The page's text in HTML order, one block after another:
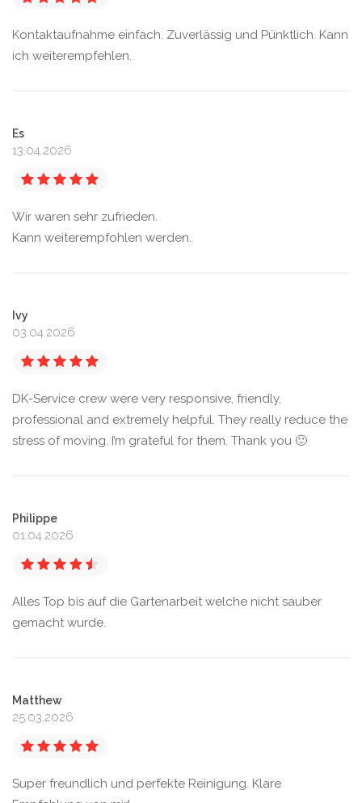
Kontaktaufnahme einfach. Zuverlässig und Pünktlich. Kann
ich weiterempfehlen.
Es
13.04.2026
Wir waren sehr zufrieden.
Kann weiterempfohlen werden.
Ivy
03.04.2026
DK-Service crew were very responsive, friendly,
professional and extremely helpful. They really reduce the
stress of moving. I’m grateful for them. Thank you 🙂
Philippe
01.04.2026
Alles Top bis auf die Gartenarbeit welche nicht sauber
gemacht wurde.
Matthew
25.03.2026
Super freundlich und perfekte Reinigung. Klare